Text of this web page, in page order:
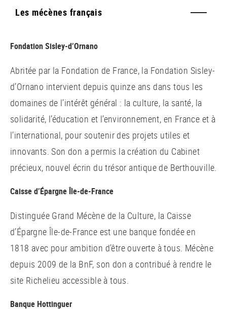
Les mécènes français
Fondation Sisley-d’Ornano
Abritée par la Fondation de France, la Fondation Sisley-
d’Ornano intervient depuis quinze ans dans tous les
domaines de l’intérêt général : la culture, la santé, la
solidarité, l’éducation et l’environnement, en France et à
l’international, pour soutenir des projets utiles et
innovants. Son don a permis la création du Cabinet
précieux, nouvel écrin du trésor antique de Berthouville.
Caisse d’Épargne Île-de-France
Distinguée Grand Mécène de la Culture, la Caisse
d’Épargne Île-de-France est une banque fondée en
1818 avec pour ambition d’être ouverte à tous. Mécène
depuis 2009 de la BnF, son don a contribué à rendre le
site Richelieu accessible à tous.
Banque Hottinguer